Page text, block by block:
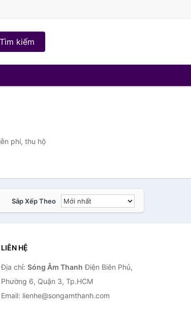
Tìm kiếm
phí, thu hộ
Sắp Xếp Theo
LIÊN HỆ
Địa chỉ: Sóng Âm Thanh Điện Biên Phủ,
Phường 6, Quận 3, Tp.HCM
Email: lienhe@songamthanh.com